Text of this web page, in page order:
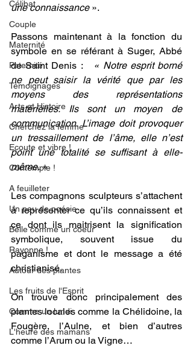
Célibat
Couple
Maternité
Paternité
Témoignages
Arts et Histoire
Cherchez la femme
Ecoute et vibre !
Contemple !
A feuilleter
Un peu de poésie
Belle comme un coeur
Rayonne !
Autour des plantes
Les fruits de l'Esprit
Comme un lundi
L'heure des mamans
une connaissance ».
Passons maintenant à la fonction du
symbole en se référant à Suger, Abbé
de Saint Denis : « Notre esprit borné
ne peut saisir la vérité que par les
moyens des représentations
matérielles. Ils sont un moyen de
communication. L’image doit provoquer
un tressaillement de l’âme, elle n’est
point une totalité se suffisant à elle-
même. »
Les compagnons sculpteurs s’attachent
à représenter ce qu’ils connaissent et
ce dont ils maitrisent la signification
symbolique, souvent issue du
paganisme et dont le message a été
christianisé.
On trouve donc principalement des
plantes locales comme la Chélidoine, la
Fougère, l’Aulne, et bien d’autres
comme l’Arum ou la Vigne…